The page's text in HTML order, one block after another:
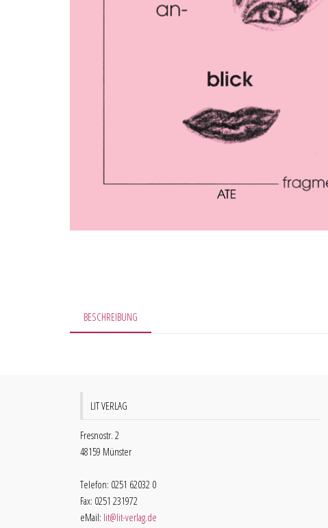
BESCHREIBUNG
LIT VERLAG
Fresnostr. 2
48159 Münster
Telefon: 0251 62032 0
Fax: 0251 231972
eMail: lit@lit-verlag.de